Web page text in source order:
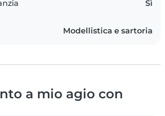
Sì
Modellistica e sartoria
a mio agio con